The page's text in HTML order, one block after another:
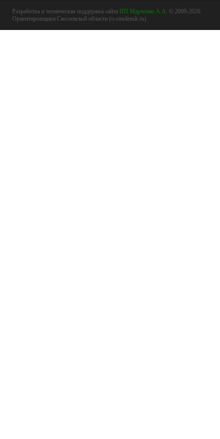
Разработка и техническая поддержка сайта ИП Марченко А.А. © 2009-2026
Ориентировщики Смоленской области (o-smolensk.ru)